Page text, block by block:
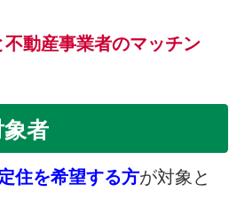
動産事業者のマッチン
者
住を希望する方が対象と